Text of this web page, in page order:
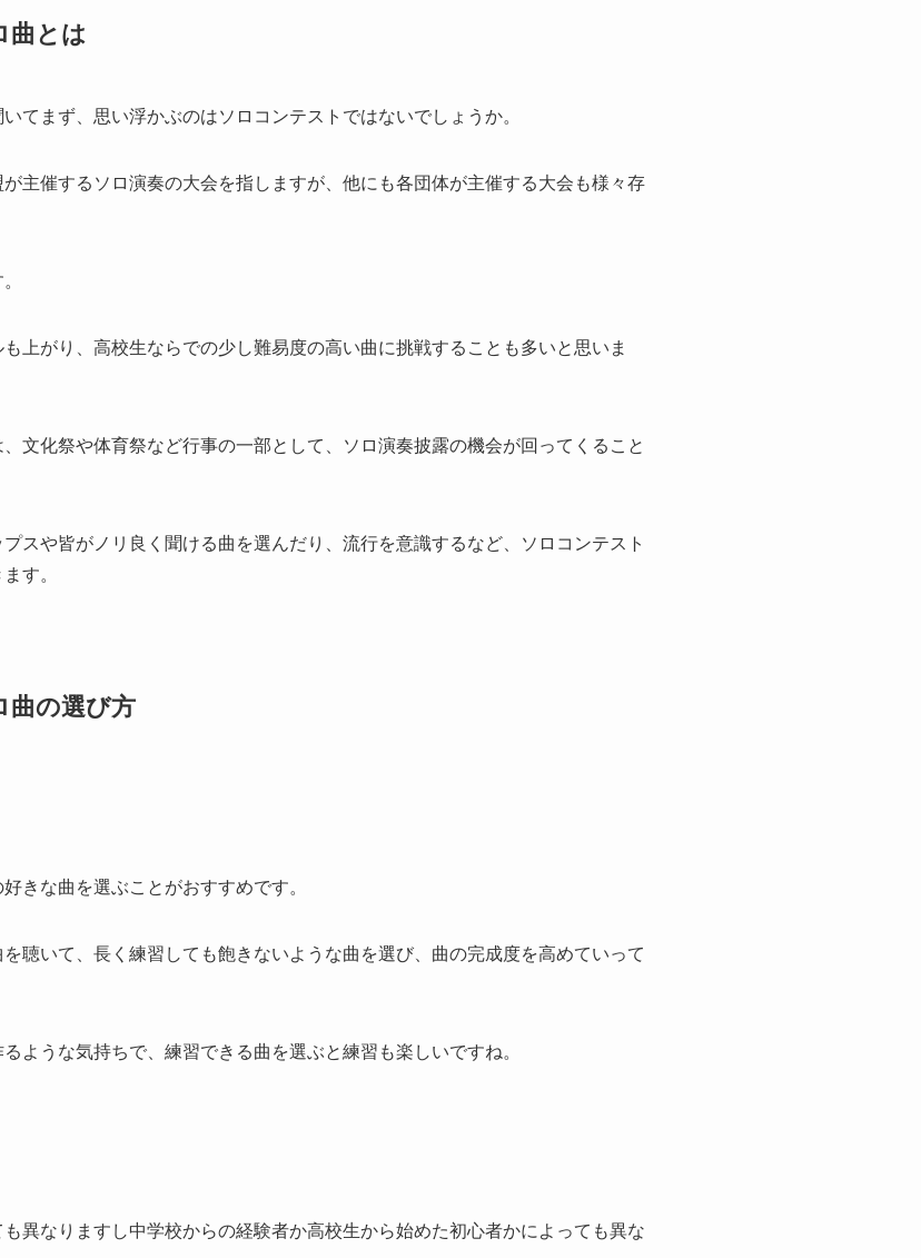
曲とは
てまず、思い浮かぶのはソロコンテストではないでしょうか。
主催するソロ演奏の大会を指しますが、他にも各団体が主催する大会も様々存
上がり、高校生ならでの少し難易度の高い曲に挑戦することも多いと思いま
文化祭や体育祭など行事の一部として、ソロ演奏披露の機会が回ってくること
スや皆がノリ良く聞ける曲を選んだり、流行を意識するなど、ソロコンテスト
す。
曲の選び方
きな曲を選ぶことがおすすめです。
聴いて、長く練習しても飽きないような曲を選び、曲の完成度を高めていって
ような気持ちで、練習できる曲を選ぶと練習も楽しいですね。
異なりますし中学校からの経験者か高校生から始めた初心者かによっても異な